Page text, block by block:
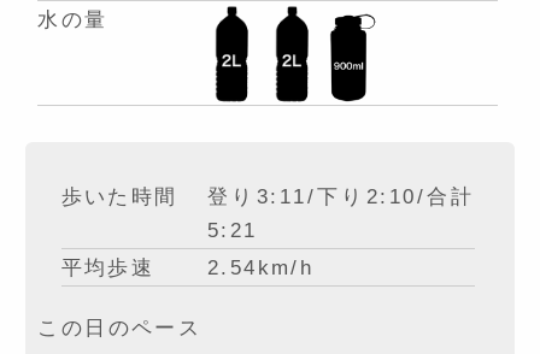
水の量
歩いた時間
登り3:11/下り2:10/合計
5:21
平均歩速
2.54km/h
この日のペース